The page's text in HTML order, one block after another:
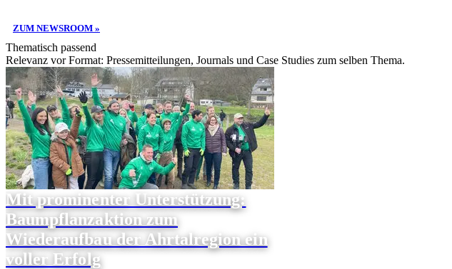
ZUM NEWSROOM »
Thematisch passend
Relevanz vor Format: Pressemitteilungen, Journals und Case Studies zum selben Thema.
Mit prominenter Unterstützung:
Baumpflanzaktion zum
Wiederaufbau der Ahrtalregion ein
voller Erfolg